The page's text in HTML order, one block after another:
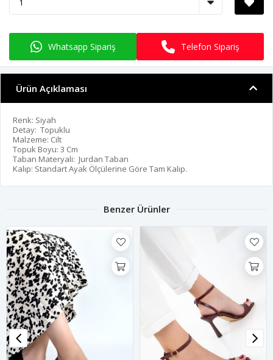
Whatsapp Sipariş Telefon Sipariş
Ürün Açıklaması
Renk: Siyah
Detay: Topuklu
Malzeme: Cilt
Topuk Boyu: 3 Cm
Taban Materyali: Jurdan Taban
Kalıp: Standart Ayak Ölçülerine Göre Tam Kalıp.
Benzer Ürünler